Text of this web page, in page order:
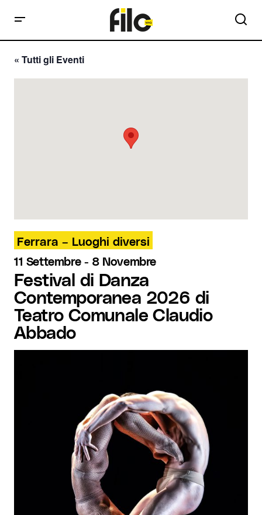
« Tutti gli Eventi
Ferrara – Luoghi diversi
11 Settembre- 8 Novembre
Festival di Danza
Contemporanea 2026 di
Teatro Comunale Claudio
Abbado